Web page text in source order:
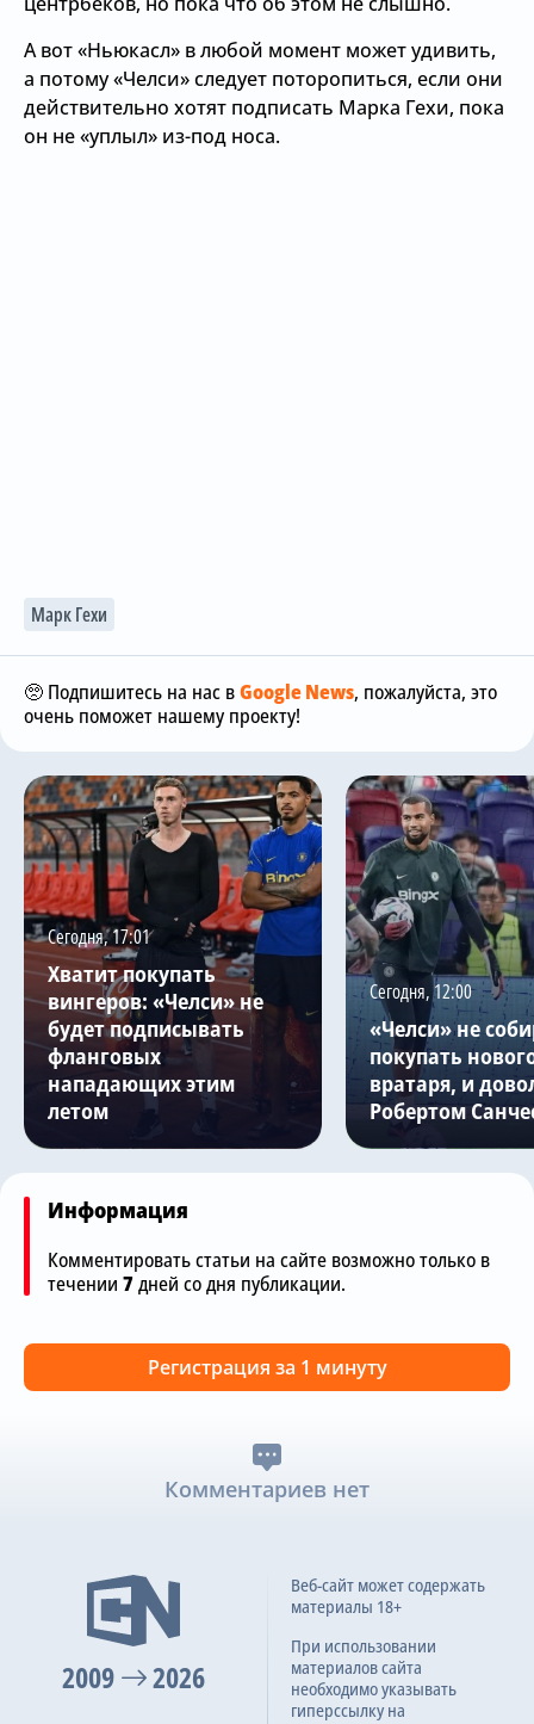
А вот «Ньюкасл» в любой момент может удивить,
а потому «Челси» следует поторопиться, если они
действительно хотят подписать Марка Гехи, пока
он не «уплыл» из-под носа.
Марк Гехи
🥺 Подпишитесь на нас вGoogle News, пожалуйста, это
очень поможет нашему проекту!
Сегодня, 17:01
Хватит покупать
вингеров: «Челси» не
будет подписывать
фланговых
нападающих этим
летом
Сегодня, 12:00
«Челси» не
покупать
вратаря, и
Робертом
Информация
Комментировать статьи на сайте возможно только в
течении 7дней со дня публикации.
Регистрация за 1 минуту
Комментариев нет
2009 2026
Веб-сайт может содержать
материалы 18+
При использовании
материалов сайта
необходимо указывать
гиперссылку на